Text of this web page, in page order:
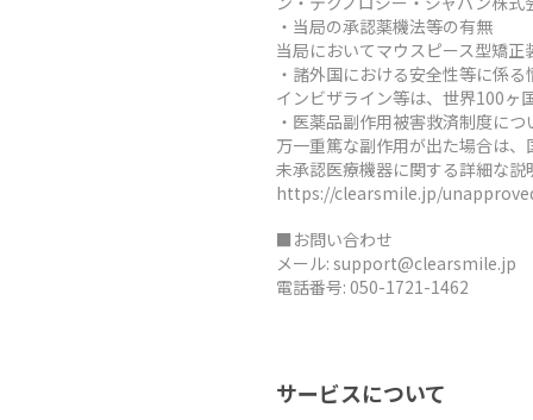
・当局の承認薬機法等の有無
当局においてマウスピース型矯
・諸外国における安全性等に係る
インビザライン等は、世界100ヶ
・医薬品副作用被害救済制度につ
万一重篤な副作用が出た場合は
未承認医療機器に関する詳細な
https://clearsmile.jp/
■お問い合わせ
メール: support@clearsmile.jp
電話番号: 050-1721-1462
サービスについて